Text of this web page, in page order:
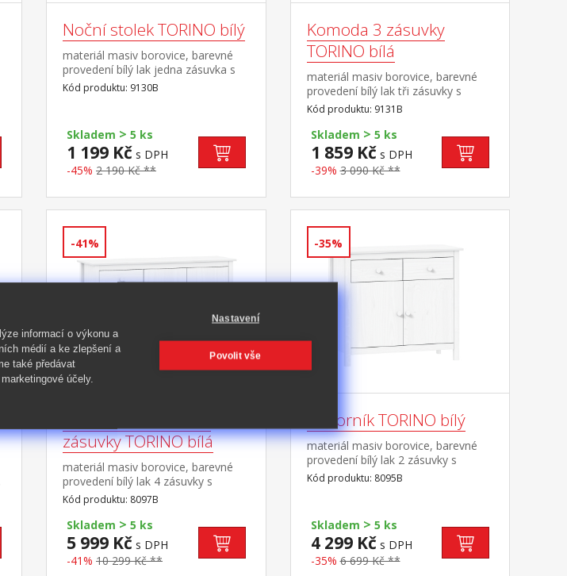
Noční stolek TORINO bílý
materiál masiv borovice, barevné
provedení bílý lak jedna zásuvka s
kovovými pojezdy
Kód produktu: 9130B
Skladem > 5 ks
1 199 Kč s DPH
-45% 2 190 Kč **
Komoda 3 zásuvky
TORINO bílá
materiál masiv borovice, barevné
provedení bílý lak tři zásuvky s
kovovými pojezdy
Kód produktu: 9131B
Skladem > 5 ks
1 859 Kč s DPH
-39% 3 090 Kč **
-41%
zásuvky TORINO bílá
materiál masiv borovice, barevné
provedení bílý lak 4 zásuvky s
kovovými pojezdy, 2 plné dveře, 1
police
Kód produktu: 8097B
Skladem > 5 ks
5 999 Kč s DPH
-41% 10 299 Kč **
-35%
Příborník TORINO bílý
materiál masiv borovice, barevné
provedení bílý lak 2 zásuvky s
kovovými pojezdy, 2 plné dveře, 1
police vhodný doplněk nástavec
Kód produktu: 8095B
Skladem > 5 ks
4 299 Kč s DPH
-35% 6 699 Kč **
informací o výkonu a
médií a ke zlepšení a
také předávat
účely.
Nastavení
Povolit vše